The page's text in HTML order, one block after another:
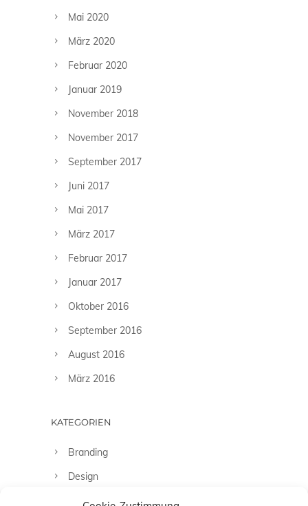
Mai 2020
März 2020
Februar 2020
Januar 2019
November 2018
November 2017
September 2017
Juni 2017
Mai 2017
März 2017
Februar 2017
Januar 2017
Oktober 2016
September 2016
August 2016
März 2016
KATEGORIEN
Branding
Design
Fashion